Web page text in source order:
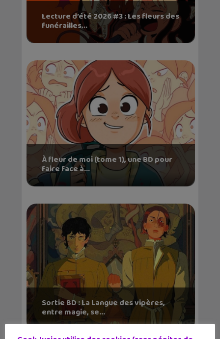
Lecture d’été 2026 #3 : Les fleurs des
funérailles...
À fleur de moi (tome 1), une BD pour
faire face à...
Sortie BD : La Langue des vipères,
entre magie, se...